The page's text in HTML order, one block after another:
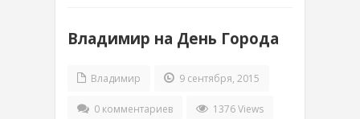
Владимир на День Города
Владимир 9 сентября, 2015
0 комментариев 1376 Views